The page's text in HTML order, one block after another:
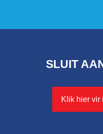
SLUIT
Klik hier vir